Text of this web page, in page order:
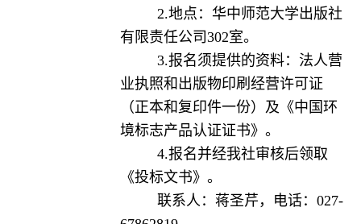
2.地点：华中师范大学出版社
有限责任公司302室。
3.报名须提供的资料：法人营
业执照和出版物印刷经营许可证
（正本和复印件一份）及《中国环
境标志产品认证证书》。
4.报名并经我社审核后领取
《投标文书》。
联系人：蒋圣芹，电话：027-